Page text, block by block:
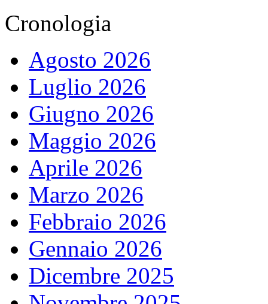
Cronologia
Agosto 2026
Luglio 2026
Giugno 2026
Maggio 2026
Aprile 2026
Marzo 2026
Febbraio 2026
Gennaio 2026
Dicembre 2025